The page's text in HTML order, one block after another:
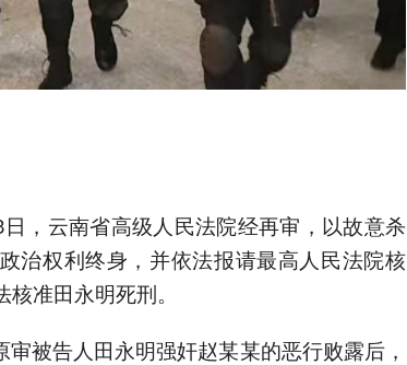
，云南省高级人民法院经再审，以故意杀
治权利终身，并依法报请最高人民法院核
准田永明死刑。
被告人田永明强奸赵某某的恶行败露后，